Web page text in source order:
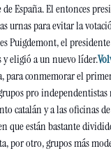
España. El entonces
urnas para evitar la
Puigdemont, el
y eligió a un nuevo líder.
conmemorar el
pro
catalán y a las oficinas
que están bastante
por otro, grupos más